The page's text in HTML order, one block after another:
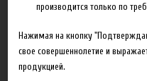
Пищевой Ароматизатор TPA
Купить Ароматизатор TPA
производится только по
Нажимая на кнопку
свое совершеннолетие и
продукцией.